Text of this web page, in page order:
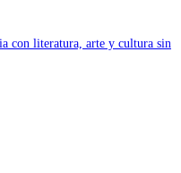
con literatura, arte y cultura sin